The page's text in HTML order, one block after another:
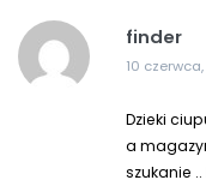
finder
10
Dzieki
a
szukanie